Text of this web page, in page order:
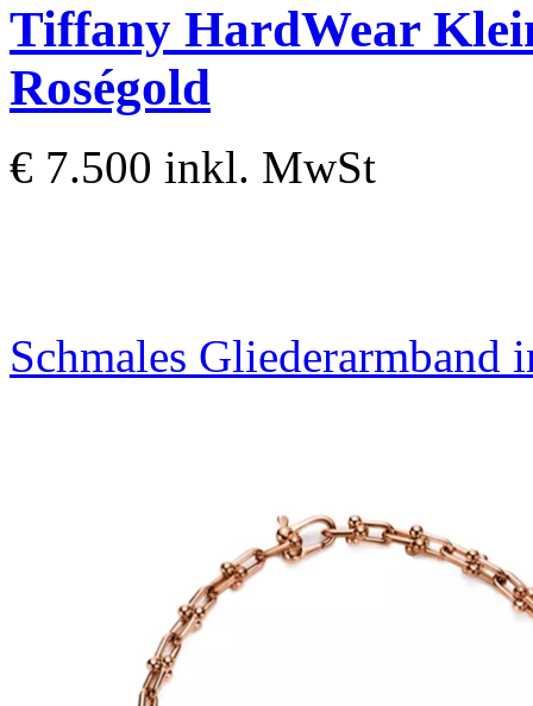
Tiffany HardWear
Roségold
€ 7.500 inkl. MwSt
Schmales Gliederarmband